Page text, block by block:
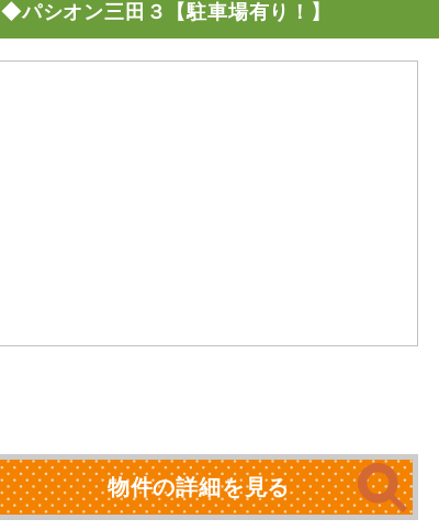
◆パシオン三田３【駐車場有り！】
物件の詳細を見る